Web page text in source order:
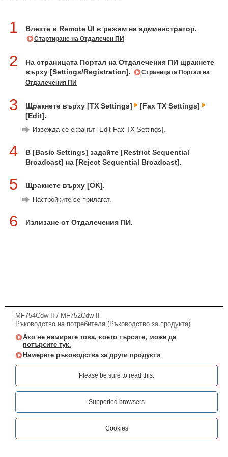
1 Влезте в Remote UI в режим на администратор.
Стартиране на Отдалечен ПИ
2
На страницата Портал на Отдалечения ПИ щракнете
върху [Settings/Registration].
Страницата Портал на
Отдалечения ПИ
3 Щракнете върху [TX Settings]
[Fax TX Settings]
[Edit].
Извежда се екранът [Edit Fax TX Settings].
4
В [Basic Settings] задайте [Restrict Sequential
Broadcast] на [Reject Sequential Broadcast].
5 Щракнете върху [OK].
Настройките се прилагат.
6 Излизане от Отдалечения ПИ.
MF754Cdw II / MF752Cdw II
Ръководство на потребителя (Ръководство за продукта)
Ако не намирате това, което търсите, може да
потърсите тук.
Намерете ръководства за други продукти
Please be sure to read this.‎
Supported browsers
Cookies